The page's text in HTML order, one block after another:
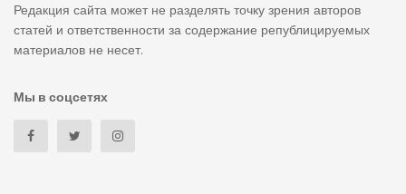
Редакция сайта может не разделять точку зрения авторов
статей и ответственности за содержание републицируемых
материалов не несет.
Мы в соцсетях